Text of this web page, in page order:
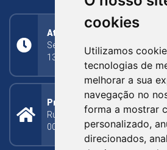
cookies
Utilizamos
tecnologias de
melhorar a sua
navegação no
forma a mostrar
personalizado,
direcionados,
Atendimento
Segunda a Sexta: 8h às
13h30min às 17h (tarde)
Prefeitura Municipal
Rua Silva Jardim, 505 - Bairro
000